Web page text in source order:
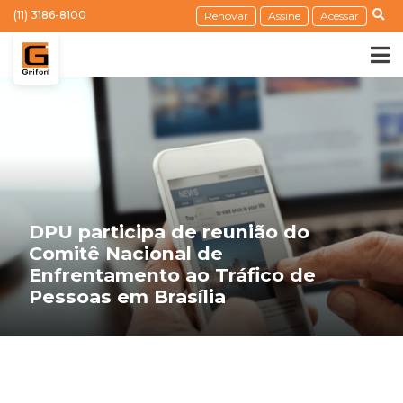
(11) 3186-8100 Renovar Assine Acessar
DPU participa de reunião do
Comitê Nacional de
Enfrentamento ao Tráfico de
Pessoas em Brasília